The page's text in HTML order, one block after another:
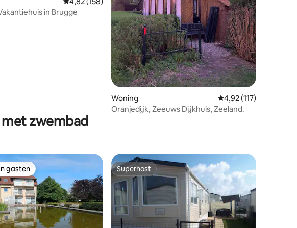
4,9 op 5, 150 recensies
in Brugge
Woning Gemiddelde
4,92 (117)
Oranjedijk, Zeeuws Dijkhuis, Zeeland.
zwembad
gasten
gasten Superhost
Superhost